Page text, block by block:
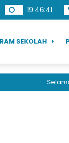
19:46:41
SEKOLAH